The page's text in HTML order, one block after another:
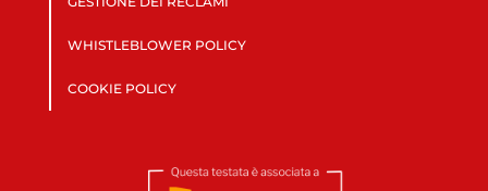
WHISTLEBLOWER POLICY
COOKIE POLICY